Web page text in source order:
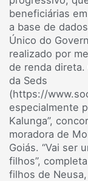
beneficiárias
a base de
Único do
realizado por
de renda
da Seds
(https://
especialmente
Kalunga”,
moradora de
Goiás. “Vai ser
filhos”,
filhos de